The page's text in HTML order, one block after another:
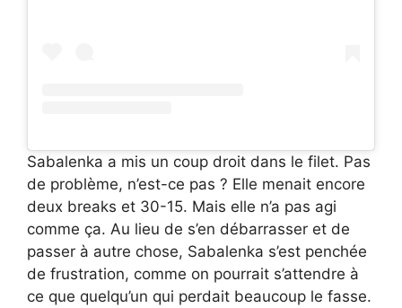
Sabalenka a mis un coup droit dans le filet. Pas
de problème, n’est-ce pas ? Elle menait encore
deux breaks et 30-15. Mais elle n’a pas agi
comme ça. Au lieu de s’en débarrasser et de
passer à autre chose, Sabalenka s’est penchée
de frustration, comme on pourrait s’attendre à
ce que quelqu’un qui perdait beaucoup le fasse.